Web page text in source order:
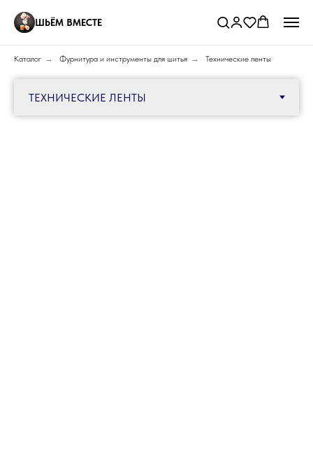
ШЬЁМ ВМЕСТЕ
Каталог → Фурнитура и инструменты для шитья → Технические ленты